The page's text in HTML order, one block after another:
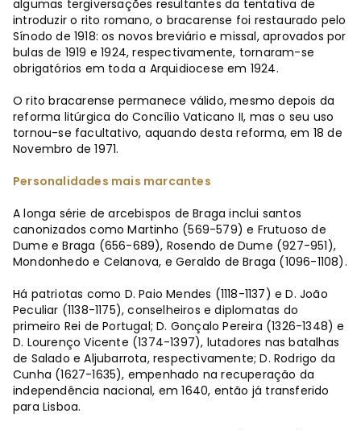
algumas tergiversações resultantes da tentativa de
introduzir o rito romano, o bracarense foi restaurado pelo
Sínodo de 1918: os novos breviário e missal, aprovados por
bulas de 1919 e 1924, respectivamente, tornaram-se
obrigatórios em toda a Arquidiocese em 1924.
O rito bracarense permanece válido, mesmo depois da
reforma litúrgica do Concílio Vaticano II, mas o seu uso
tornou-se facultativo, aquando desta reforma, em 18 de
Novembro de 1971.
Personalidades mais marcantes
A longa série de arcebispos de Braga inclui santos
canonizados como Martinho (569-579) e Frutuoso de
Dume e Braga (656-689), Rosendo de Dume (927-951),
Mondonhedo e Celanova, e Geraldo de Braga (1096-1108).
Há patriotas como D. Paio Mendes (1118-1137) e D. João
Peculiar (1138-1175), conselheiros e diplomatas do
primeiro Rei de Portugal; D. Gonçalo Pereira (1326-1348) e
D. Lourenço Vicente (1374-1397), lutadores nas batalhas
de Salado e Aljubarrota, respectivamente; D. Rodrigo da
Cunha (1627-1635), empenhado na recuperação da
independência nacional, em 1640, então já transferido
para Lisboa.